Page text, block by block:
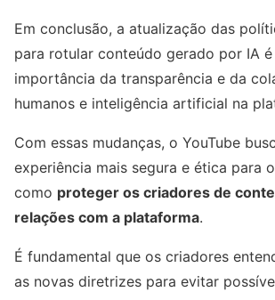
Em conclusão, a atualização das
para rotular conteúdo gerado por IA
importância da transparência e da
humanos e inteligência artificial na
Com essas mudanças, o YouTube
experiência mais segura e ética para
como proteger os criadores de
relações com a plataforma.
É fundamental que os criadores
as novas diretrizes para evitar